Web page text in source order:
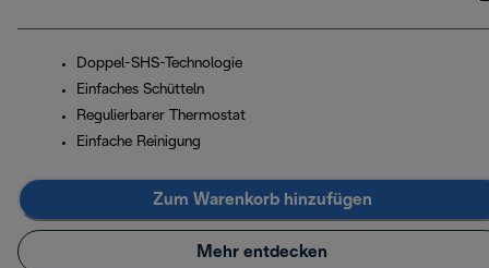
Doppel-SHS-Technologie
Einfaches Schütteln
Regulierbarer Thermostat
Einfache Reinigung
Zum Warenkorb hinzufügen
Mehr entdecken